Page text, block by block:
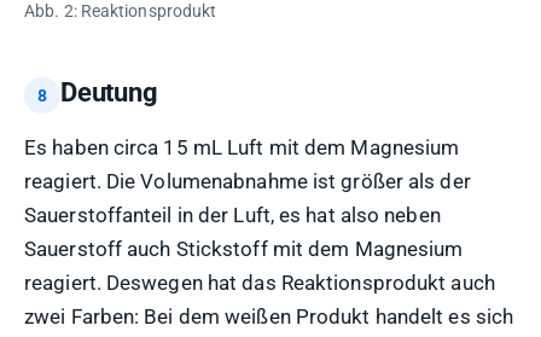
Abb. 2: Reaktionsprodukt
Deutung
Es haben circa 15 mL Luft mit dem Magnesium
reagiert. Die Volumenabnahme ist größer als der
Sauerstoffanteil in der Luft, es hat also neben
Sauerstoff auch Stickstoff mit dem Magnesium
reagiert. Deswegen hat das Reaktionsprodukt auch
zwei Farben: Bei dem weißen Produkt handelt es sich